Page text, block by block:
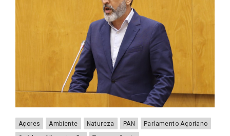
Açores Ambiente Natureza PAN
Parlamento Açoriano